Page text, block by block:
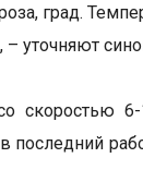
град.
уточняют
скоростью